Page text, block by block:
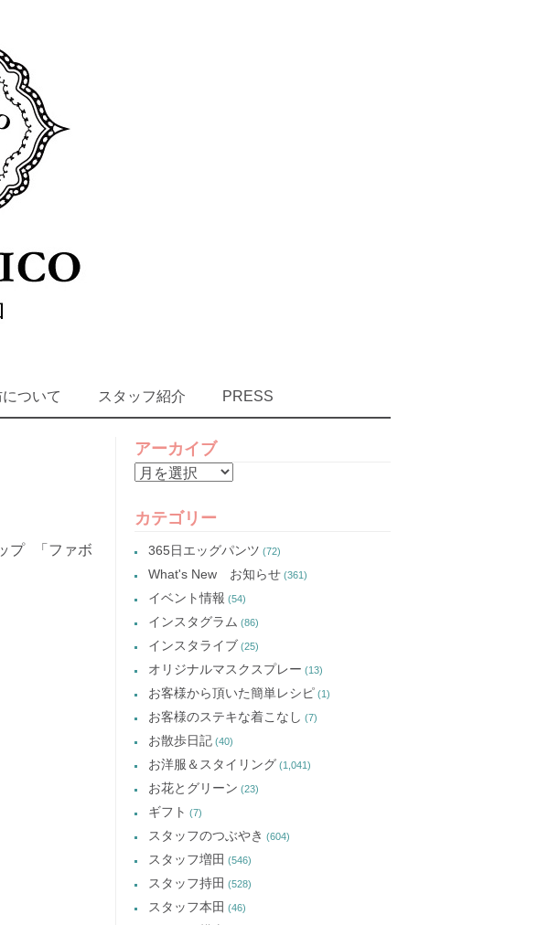
ついて スタッフ紹介 PRESS
プ 「ファボ
アーカイブ
ア
カ
カテゴリー
365日エッグパンツ (72)
What's New お知らせ (361)
イベント情報 (54)
インスタグラム (86)
インスタライブ (25)
オリジナルマスクスプレー (13)
お客様から頂いた簡単レシピ (1)
お客様のステキな着こなし (7)
お散歩日記 (40)
お洋服＆スタイリング (1,041)
お花とグリーン (23)
ギフト (7)
スタッフのつぶやき (604)
スタッフ増田 (546)
スタッフ持田 (528)
スタッフ本田 (46)